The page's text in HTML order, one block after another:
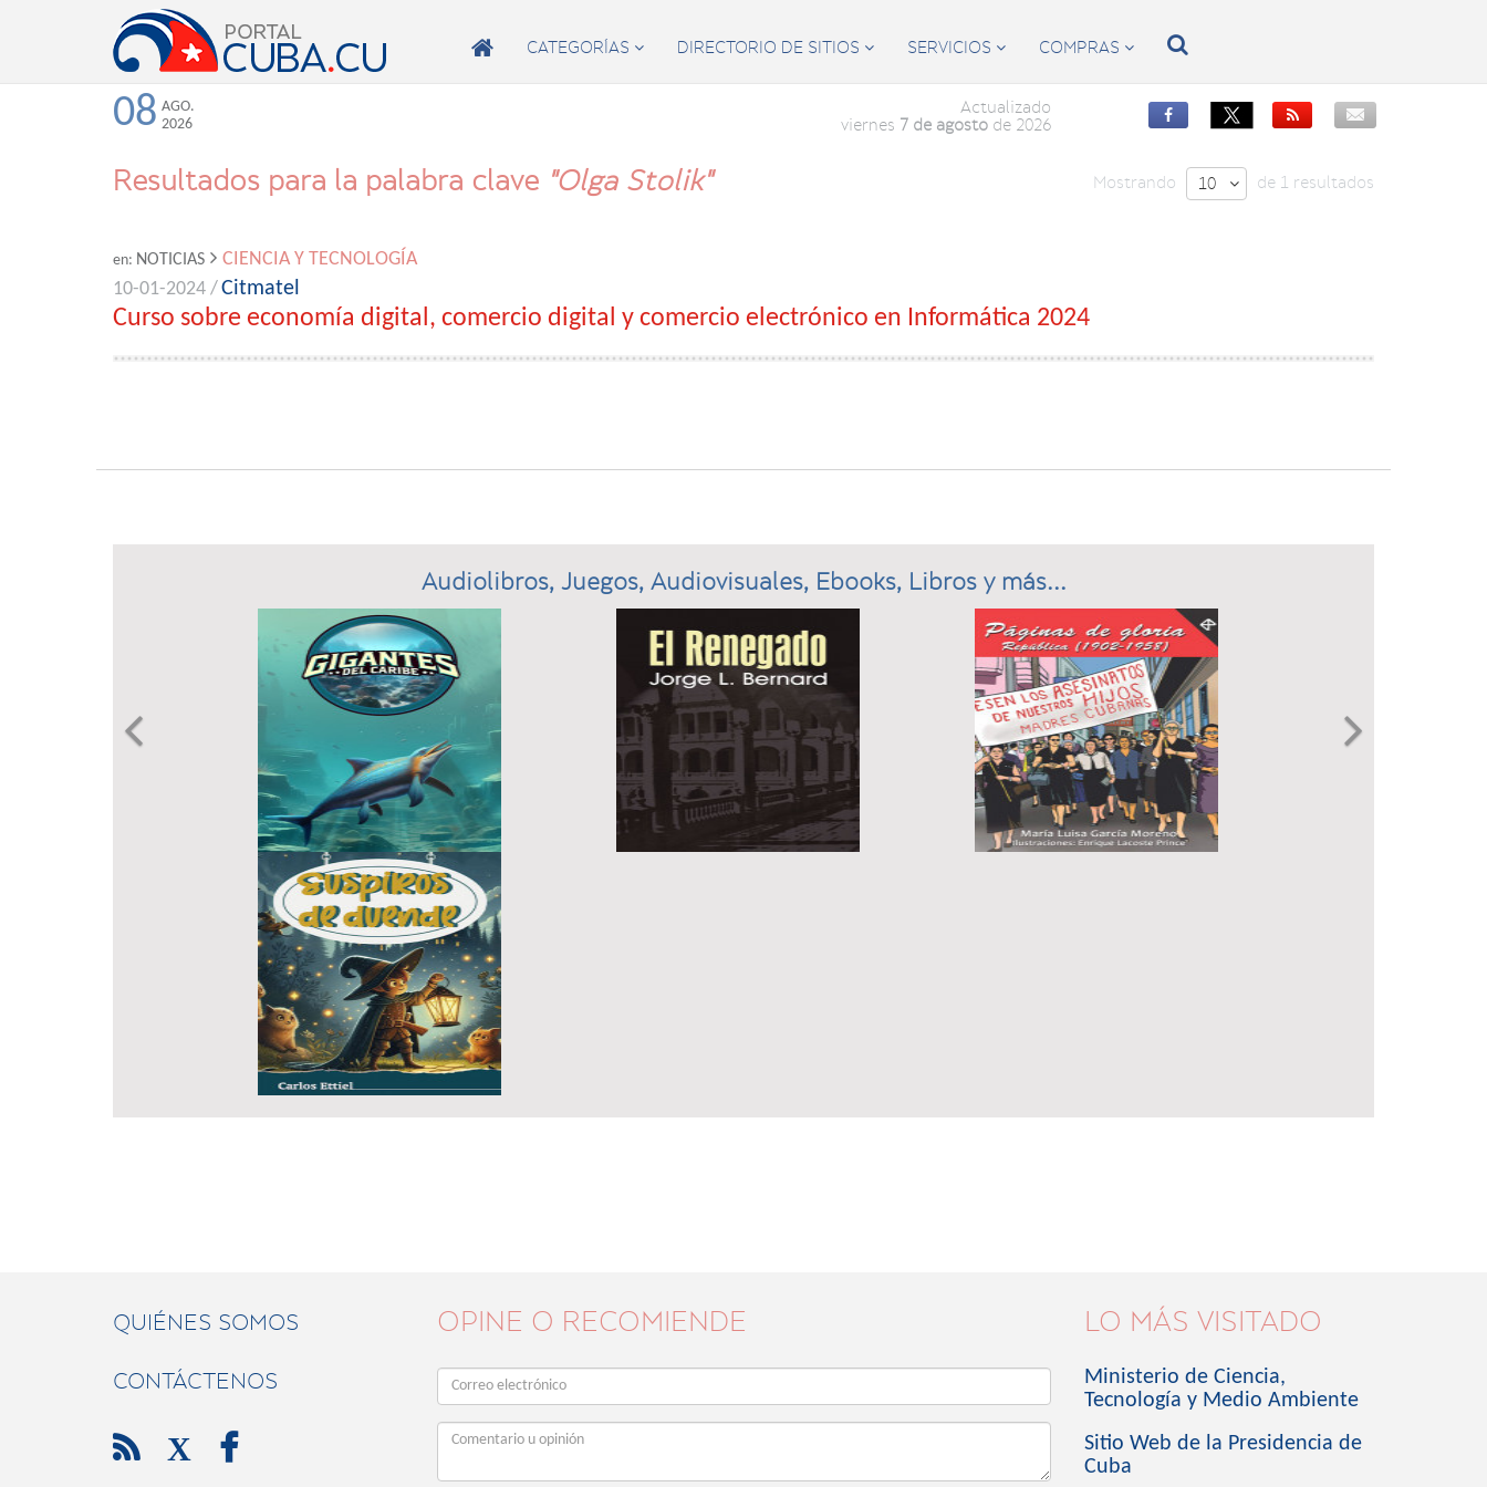
 CATEGORÍAS  DIRECTORIO DE SITIOS  SERVICIOS  COMPRAS  
08 AGO.
2026
Actualizado
viernes 7 de agostode 2026


Resultados para la palabra clave "Olga Stolik" Mostrando 10  de 1 resultados
en: NOTICIAS
CIENCIA Y TECNOLOGÍA
10-01-2024 /Citmatel
Curso sobre economía digital, comercio digital y comercio electrónico en Informática 2024
Audiolibros, Juegos, Audiovisuales, Ebooks, Libros y más...
Previous 
QUIÉNES SOMOS
CONTÁCTENOS
 X 
OPINE O RECOMIENDE LO MÁS VISITADO
Ministerio de Ciencia,
Tecnología y Medio Ambiente
Sitio Web de la Presidencia de
Cuba